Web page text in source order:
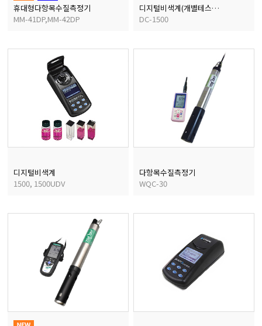
이화학기기/교반기
열화상카메라
휴대형다항목수질측정기
MM-41DP,MM-42DP
디지털비색계(개별테스트세트)
DC-1500
디지털비색계
1500, 1500UDV
다항목수질측정기
WQC-30